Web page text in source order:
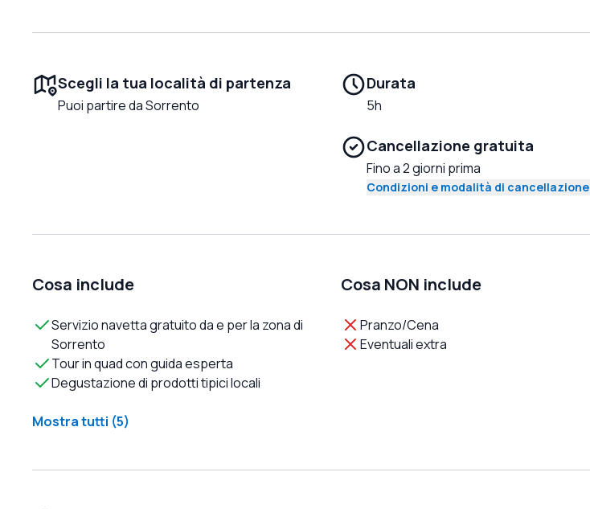
Scegli la tua località di partenza
Puoi partire da Sorrento
Durata
5h
Cancellazione gratuita
Fino a 2 giorni prima
Condizioni e modalità di cancellazione
Cosa include
Servizio navetta gratuito da e per la zona di
Sorrento
Tour in quad con guida esperta
Degustazione di prodotti tipici locali
Mostra tutti (5)
Cosa NON include
Pranzo/Cena
Eventuali extra